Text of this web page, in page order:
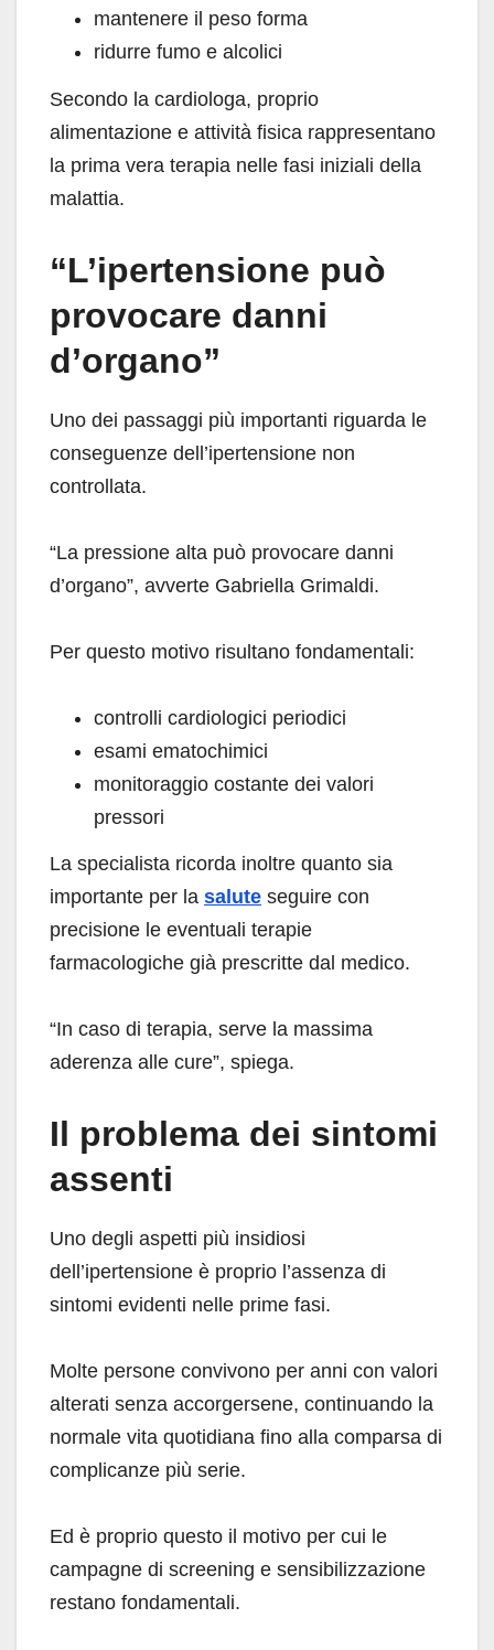
mantenere il peso forma
ridurre fumo e alcolici
Secondo la cardiologa, proprio
alimentazione e attività fisica rappresentano
la prima vera terapia nelle fasi iniziali della
malattia.
“L’ipertensione può
provocare danni
d’organo”
Uno dei passaggi più importanti riguarda le
conseguenze dell’ipertensione non
controllata.
“La pressione alta può provocare danni
d’organo”, avverte Gabriella Grimaldi.
Per questo motivo risultano fondamentali:
controlli cardiologici periodici
esami ematochimici
monitoraggio costante dei valori
pressori
La specialista ricorda inoltre quanto sia
importante per la salute seguire con
precisione le eventuali terapie
farmacologiche già prescritte dal medico.
“In caso di terapia, serve la massima
aderenza alle cure”, spiega.
Il problema dei sintomi
assenti
Uno degli aspetti più insidiosi
dell’ipertensione è proprio l’assenza di
sintomi evidenti nelle prime fasi.
Molte persone convivono per anni con valori
alterati senza accorgersene, continuando la
normale vita quotidiana fino alla comparsa di
complicanze più serie.
Ed è proprio questo il motivo per cui le
campagne di screening e sensibilizzazione
restano fondamentali.